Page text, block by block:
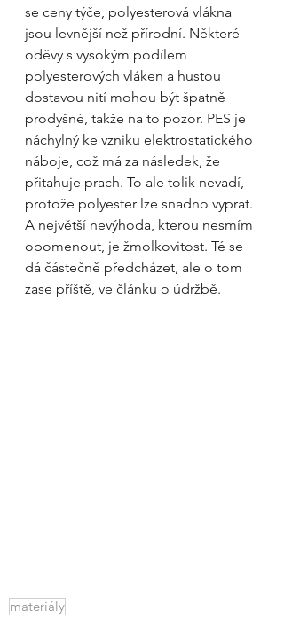
se ceny týče, polyesterová vlákna
jsou levnější než přírodní. Některé
oděvy s vysokým podílem
polyesterových vláken a hustou
dostavou nití mohou být špatně
prodyšné, takže na to pozor. PES je
náchylný ke vzniku elektrostatického
náboje, což má za následek, že
přitahuje prach. To ale tolik nevadí,
protože polyester lze snadno vyprat.
A největší nevýhoda, kterou nesmím
opomenout, je žmolkovitost. Té se
dá částečně předcházet, ale o tom
zase příště, ve článku o údržbě.
materiály